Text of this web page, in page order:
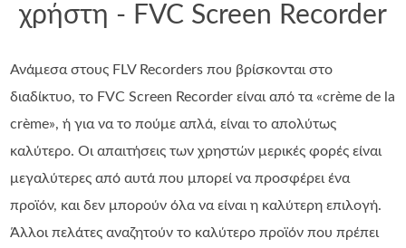
χρήστη - FVC Screen Recorder
Ανάμεσα στους FLV Recorders που βρίσκονται στο
διαδίκτυο, το FVC Screen Recorder είναι από τα «crème de la
crème», ή για να το πούμε απλά, είναι το απολύτως
καλύτερο. Οι απαιτήσεις των χρηστών μερικές φορές είναι
μεγαλύτερες από αυτά που μπορεί να προσφέρει ένα
προϊόν, και δεν μπορούν όλα να είναι η καλύτερη επιλογή.
Άλλοι πελάτες αναζητούν το καλύτερο προϊόν που πρέπει